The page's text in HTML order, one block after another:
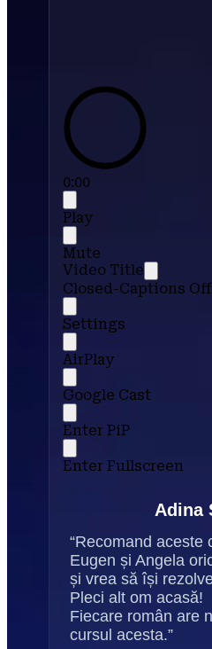
“Recomand aceste
Eugen și Angela
și vrea să își
Pleci alt om acasă!
Fiecare român are
cursul acesta.”
Adina
0:00
Play
Mute
Video Title
Closed-Captions Off
Settings
AirPlay
Google Cast
Enter PiP
Enter Fullscreen